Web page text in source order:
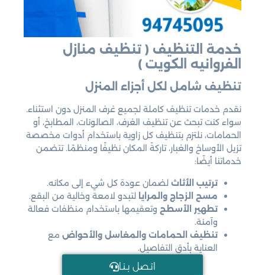
خدمة التنظيف ( تنظيف منازل
الفروانيه الكويت )
تنظيف شامل لكل أجزاء المنزل
نقدم خدمات تنظيف كاملة لجميع غرف المنزل دون استثناء.
سواء كنت تبحث عن تنظيف الغرف، الصالونات، المطابخ، أو
الحمامات، نلتزم بتنظيف كل زاوية باستخدام أدوات مخصصة
تزيل الأوساخ والغبار، تاركةً المكان نظيفًا ومنظمًا. تتضمن
خدماتنا أيضًا:
ترتيب الأثاث لضمان عودة كل شيء إلى مكانه.
مسح الزجاج والمرايا لتبدو لامعة وخالية من البقع.
تطهير الأسطح وتعقيمها باستخدام منظفات فعالة
وآمنة.
تنظيف الحمامات والمغاسل والأحواض مع
العناية بأدق التفاصيل.
اتـصل بـنـا